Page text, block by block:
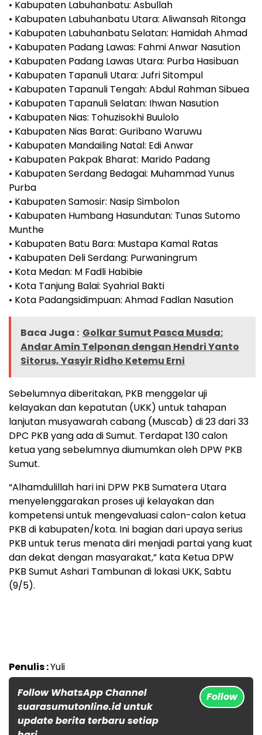
• Kabupaten Labuhanbatu: Asbullah
• Kabupaten Labuhanbatu Utara: Aliwansah Ritonga
• Kabupaten Labuhanbatu Selatan: Hamidah Ahmad
• Kabupaten Padang Lawas: Fahmi Anwar Nasution
• Kabupaten Padang Lawas Utara: Purba Hasibuan
• Kabupaten Tapanuli Utara: Jufri Sitompul
• Kabupaten Tapanuli Tengah: Abdul Rahman Sibuea
• Kabupaten Tapanuli Selatan: Ihwan Nasution
• Kabupaten Nias: Tohuzisokhi Buulolo
• Kabupaten Nias Barat: Guribano Waruwu
• Kabupaten Mandailing Natal: Edi Anwar
• Kabupaten Pakpak Bharat: Marido Padang
• Kabupaten Serdang Bedagai: Muhammad Yunus
Purba
• Kabupaten Samosir: Nasip Simbolon
• Kabupaten Humbang Hasundutan: Tunas Sutomo
Munthe
• Kabupaten Batu Bara: Mustapa Kamal Ratas
• Kabupaten Deli Serdang: Purwaningrum
• Kota Medan: M Fadli Habibie
• Kota Tanjung Balai: Syahrial Bakti
• Kota Padangsidimpuan: Ahmad Fadlan Nasution
Baca Juga : Golkar Sumut Pasca Musda:
Andar Amin Telponan dengan Hendri Yanto
Sitorus, Yasyir Ridho Ketemu Erni
Sebelumnya diberitakan, PKB menggelar uji
kelayakan dan kepatutan (UKK) untuk tahapan
lanjutan musyawarah cabang (Muscab) di 23 dari 33
DPC PKB yang ada di Sumut. Terdapat 130 calon
ketua yang sebelumnya diumumkan oleh DPW PKB
Sumut.
“Alhamdulillah hari ini DPW PKB Sumatera Utara
menyelenggarakan proses uji kelayakan dan
kompetensi untuk mengevaluasi calon-calon ketua
PKB di kabupaten/kota. Ini bagian dari upaya serius
PKB untuk terus menata diri menjadi partai yang kuat
dan dekat dengan masyarakat,” kata Ketua DPW
PKB Sumut Ashari Tambunan di lokasi UKK, Sabtu
(9/5).
Penulis :Yuli
Follow WhatsApp Channel
suarasumutonline.id untuk
update berita terbaru setiap
Follow